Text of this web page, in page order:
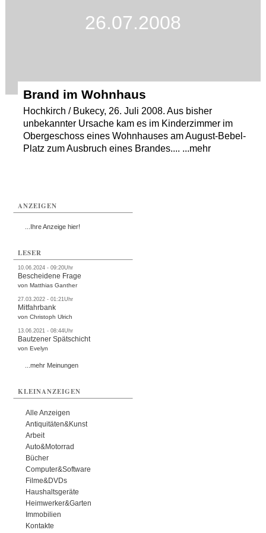
26.07.2008
Brand im Wohnhaus
Hochkirch / Bukecy, 26. Juli 2008. Aus bisher
unbekannter Ursache kam es im Kinderzimmer im
Obergeschoss eines Wohnhauses am August-Bebel-
Platz zum Ausbruch eines Brandes.... ...mehr
ANZEIGEN
...Ihre Anzeige hier!
LESER
10.06.2024 - 09:20Uhr
Bescheidene Frage
von Matthias Ganther
27.03.2022 - 01:21Uhr
Mitfahrbank
von Christoph Ulrich
13.06.2021 - 08:44Uhr
Bautzener Spätschicht
von Evelyn
...mehr Meinungen
KLEINANZEIGEN
Alle Anzeigen
Antiquitäten&Kunst
Arbeit
Auto&Motorrad
Bücher
Computer&Software
Filme&DVDs
Haushaltsgeräte
Heimwerker&Garten
Immobilien
Kontakte